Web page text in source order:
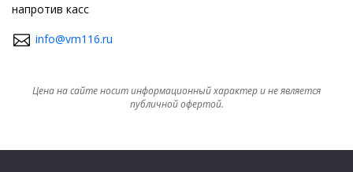
напротив касс
info@vm116.ru
Цена на сайте носит информационный характер и не является
публичной офертой.